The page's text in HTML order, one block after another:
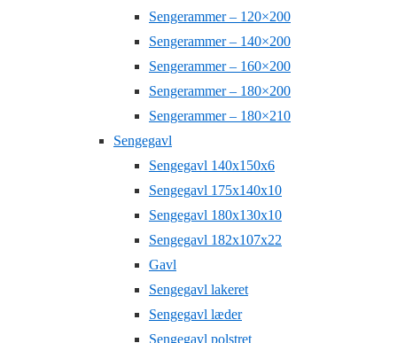
Sengerammer – 120×200
Sengerammer – 140×200
Sengerammer – 160×200
Sengerammer – 180×200
Sengerammer – 180×210
Sengegavl
Sengegavl 140x150x6
Sengegavl 175x140x10
Sengegavl 180x130x10
Sengegavl 182x107x22
Gavl
Sengegavl lakeret
Sengegavl læder
Sengegavl polstret